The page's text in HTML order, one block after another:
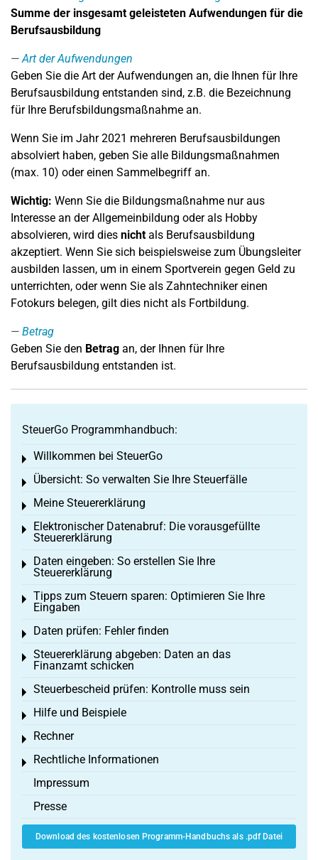
Summe der insgesamt geleisteten Aufwendungen für die
Berufsausbildung
Art der Aufwendungen
Geben Sie die Art der Aufwendungen an, die Ihnen für Ihre
Berufsausbildung entstanden sind, z.B. die Bezeichnung
für Ihre Berufsbildungsmaßnahme an.
Wenn Sie im Jahr 2021 mehreren Berufsausbildungen
absolviert haben, geben Sie alle Bildungsmaßnahmen
(max. 10) oder einen Sammelbegriff an.
Wichtig: Wenn Sie die Bildungsmaßnahme nur aus
Interesse an der Allgemeinbildung oder als Hobby
absolvieren, wird dies nichtals Berufsausbildung
akzeptiert. Wenn Sie sich beispielsweise zum Übungsleiter
ausbilden lassen, um in einem Sportverein gegen Geld zu
unterrichten, oder wenn Sie als Zahntechniker einen
Fotokurs belegen, gilt dies nicht als Fortbildung.
Betrag
Geben Sie den Betrag an, der Ihnen für Ihre
Berufsausbildung entstanden ist.
SteuerGo Programmhandbuch:
Willkommen bei SteuerGo
Toggle menu
Übersicht: So verwalten Sie Ihre Steuerfälle
Toggle menu
Meine Steuererklärung
Toggle menu
Elektronischer Datenabruf: Die vorausgefüllte
Steuererklärung
Toggle menu
Daten eingeben: So erstellen Sie Ihre
Steuererklärung
Toggle menu
Tipps zum Steuern sparen: Optimieren Sie Ihre
Eingaben
Toggle menu
Daten prüfen: Fehler finden
Toggle menu
Steuererklärung abgeben: Daten an das
Finanzamt schicken
Toggle menu
Steuerbescheid prüfen: Kontrolle muss sein
Toggle menu
Hilfe und Beispiele
Toggle menu
Rechner
Toggle menu
Rechtliche Informationen
Toggle menu
Impressum
Presse
Download des kostenlosen Programm-Handbuchs als .pdf Datei